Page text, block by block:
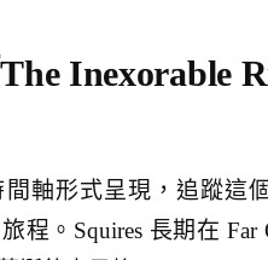
Inexorable
間軸形式呈現，追蹤這
程。Squires 長期在